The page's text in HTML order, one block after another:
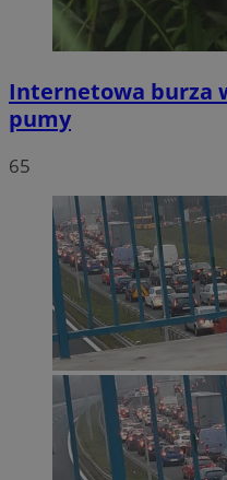
Internetowa burza
pumy
65